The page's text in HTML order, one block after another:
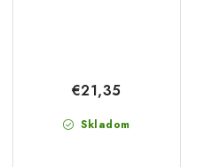
Skladom
€21,35